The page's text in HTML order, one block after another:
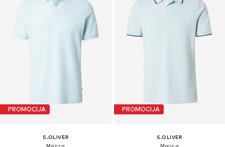
PROMOCIJA
S.OLIVER
Majica
PROMOCIJA
S.OLIVER
Majica